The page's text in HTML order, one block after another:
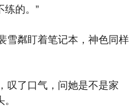
练的。”
粼盯着笔记本，神色同样
了口气，问她是不是家